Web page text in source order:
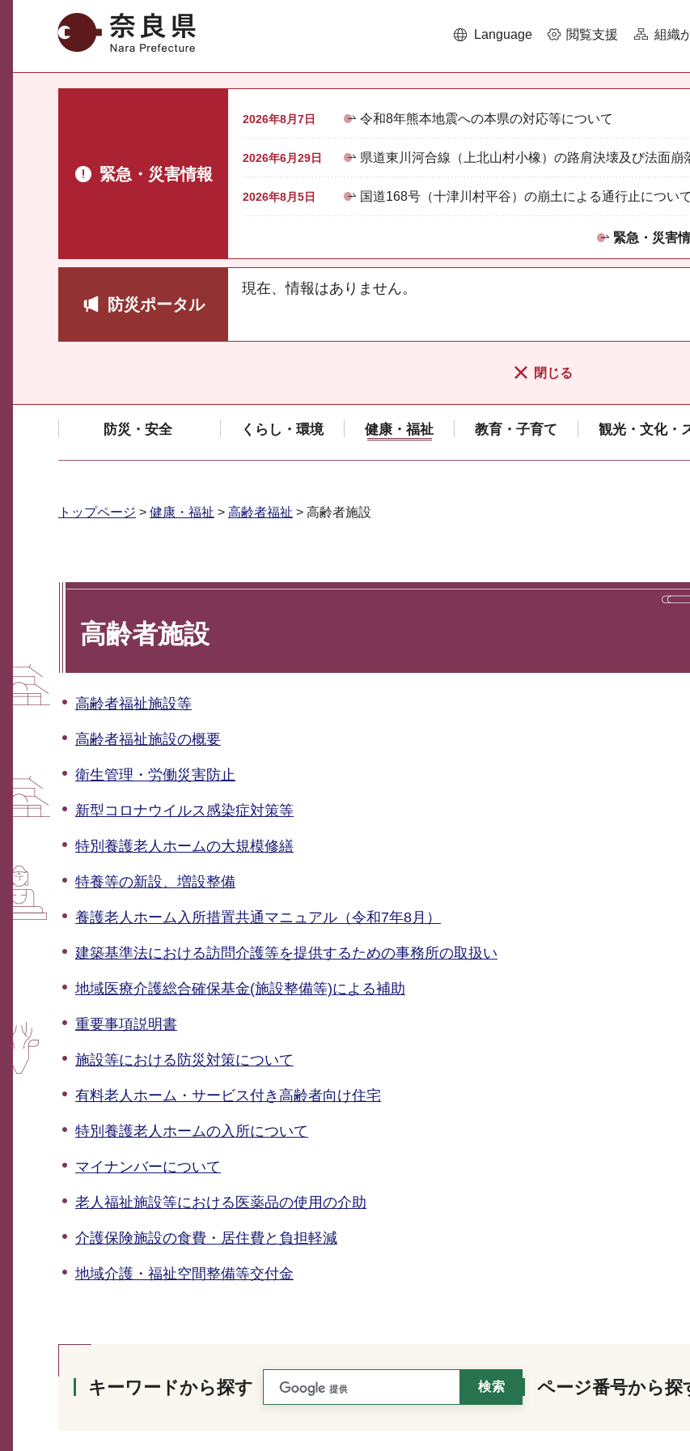
奈良県 Language 閲覧支援 組織
緊急・災害情報
2026年8月7日 令和8年熊本地震への本県の対応等について
2026年6月29日 県道東川河合線（上北山村小橡）の路肩決壊及び法面崩
2026年8月5日 国道168号（十津川村平谷）の崩土による通行止につい
緊急・災害
防災ポータル
現在、情報はありません。
閉じる
防災・安全 くらし・環境 健康・福祉 教育・子育て 観光・文化・
トップページ > 健康・福祉 > 高齢者福祉 > 高齢者施設
高齢者施設
高齢者福祉施設等
高齢者福祉施設の概要
衛生管理・労働災害防止
新型コロナウイルス感染症対策等
特別養護老人ホームの大規模修繕
特養等の新設、増設整備
養護老人ホーム入所措置共通マニュアル（令和7年8月）
建築基準法における訪問介護等を提供するための事務所の取扱い
地域医療介護総合確保基金(施設整備等)による補助
重要事項説明書
施設等における防災対策について
有料老人ホーム・サービス付き高齢者向け住宅
特別養護老人ホームの入所について
マイナンバーについて
老人福祉施設等における医薬品の使用の介助
介護保険施設の食費・居住費と負担軽減
地域介護・福祉空間整備等交付金
キーワードから探す ページ番号から探